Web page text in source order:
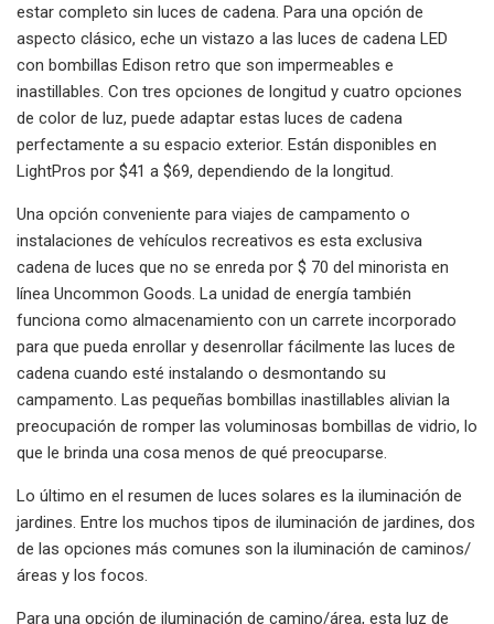
estar completo sin luces de cadena. Para una opción de
aspecto clásico, eche un vistazo a las luces de cadena LED
con bombillas Edison retro que son impermeables e
inastillables. Con tres opciones de longitud y cuatro opciones
de color de luz, puede adaptar estas luces de cadena
perfectamente a su espacio exterior. Están disponibles en
LightPros por $41 a $69, dependiendo de la longitud.
Una opción conveniente para viajes de campamento o
instalaciones de vehículos recreativos es esta exclusiva
cadena de luces que no se enreda por $ 70 del minorista en
línea Uncommon Goods. La unidad de energía también
funciona como almacenamiento con un carrete incorporado
para que pueda enrollar y desenrollar fácilmente las luces de
cadena cuando esté instalando o desmontando su
campamento. Las pequeñas bombillas inastillables alivian la
preocupación de romper las voluminosas bombillas de vidrio, lo
que le brinda una cosa menos de qué preocuparse.
Lo último en el resumen de luces solares es la iluminación de
jardines. Entre los muchos tipos de iluminación de jardines, dos
de las opciones más comunes son la iluminación de caminos/
áreas y los focos.
Para una opción de iluminación de camino/área, esta luz de